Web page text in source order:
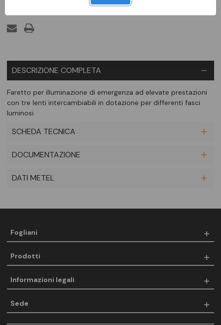
Aggiungi alla comparazione
DESCRIZIONE COMPLETA
Faretto per illuminazione di emergenza ad elevate prestazioni
con tre lenti intercambiabili in dotazione per differenti fasci
luminosi.
SCHEDA TECNICA
DOCUMENTAZIONE
DATI METEL
Fogliani
Prodotti
Informazioni legali
Sede